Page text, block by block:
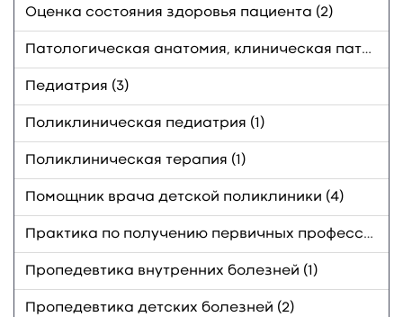
Оценка состояния здоровья пациента (2)
Патологическая анатомия, клиническая патологическая анатомия (1)
Педиатрия (3)
Поликлиническая педиатрия (1)
Поликлиническая терапия (1)
Помощник врача детской поликлиники (4)
Практика по получению первичных профессиональных умений и навыков (2)
Пропедевтика внутренних болезней (1)
Пропедевтика детских болезней (2)